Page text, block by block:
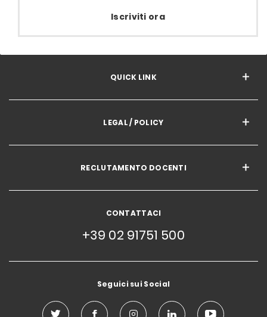
Iscriviti ora
QUICK LINK
LEGAL / POLICY
RECLUTAMENTO DOCENTI
CONTATTACI
+39 02 91751 500
Seguici sui Social